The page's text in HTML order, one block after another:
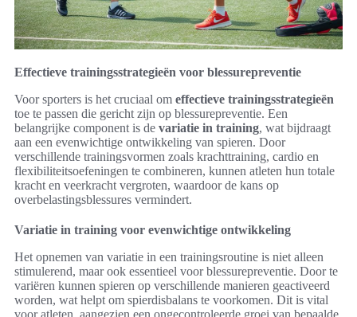
Effectieve trainingsstrategieën voor blessurepreventie
Voor sporters is het cruciaal om effectieve trainingsstrategieën
toe te passen die gericht zijn op blessurepreventie. Een
belangrijke component is de variatie in training, wat bijdraagt
aan een evenwichtige ontwikkeling van spieren. Door
verschillende trainingsvormen zoals krachttraining, cardio en
flexibiliteitsoefeningen te combineren, kunnen atleten hun totale
kracht en veerkracht vergroten, waardoor de kans op
overbelastingsblessures vermindert.
Variatie in training voor evenwichtige ontwikkeling
Het opnemen van variatie in een trainingsroutine is niet alleen
stimulerend, maar ook essentieel voor blessurepreventie. Door te
variëren kunnen spieren op verschillende manieren geactiveerd
worden, wat helpt om spierdisbalans te voorkomen. Dit is vital